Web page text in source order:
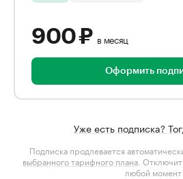
900 ₽ в месяц
Оформить
Уже есть подписка?
Подписка продлевается
выбранного тарифного плана .
любой момент